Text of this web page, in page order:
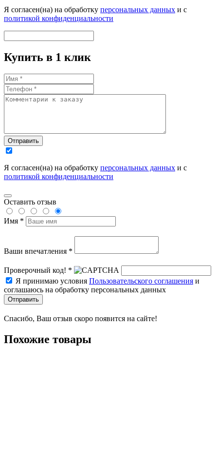
Я согласен(на) на обработку персональных данных и с
политикой конфиденциальности
Купить в 1 клик
Отправить
Я согласен(на) на обработку персональных данных и с
политикой конфиденциальности
Оставить отзыв
Имя *
Ваши впечатления *
Проверочный код! *
Я принимаю условия Пользовательского соглашения и
соглашаюсь на обработку персональных данных
Отправить
Спасибо, Ваш отзыв скоро появится на сайте!
Похожие товары